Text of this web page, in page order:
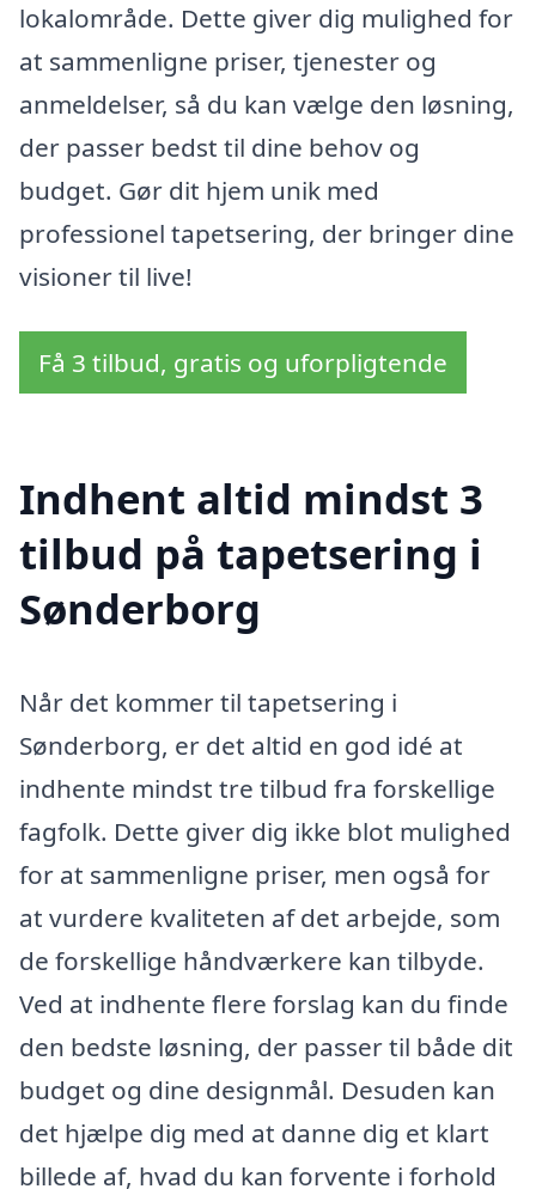
lokalområde. Dette giver dig mulighed for
at sammenligne priser, tjenester og
anmeldelser, så du kan vælge den løsning,
der passer bedst til dine behov og
budget. Gør dit hjem unik med
professionel tapetsering, der bringer dine
visioner til live!
Få 3 tilbud, gratis og uforpligtende
Indhent altid mindst 3
tilbud på tapetsering i
Sønderborg
Når det kommer til tapetsering i
Sønderborg, er det altid en god idé at
indhente mindst tre tilbud fra forskellige
fagfolk. Dette giver dig ikke blot mulighed
for at sammenligne priser, men også for
at vurdere kvaliteten af det arbejde, som
de forskellige håndværkere kan tilbyde.
Ved at indhente flere forslag kan du finde
den bedste løsning, der passer til både dit
budget og dine designmål. Desuden kan
det hjælpe dig med at danne dig et klart
billede af, hvad du kan forvente i forhold